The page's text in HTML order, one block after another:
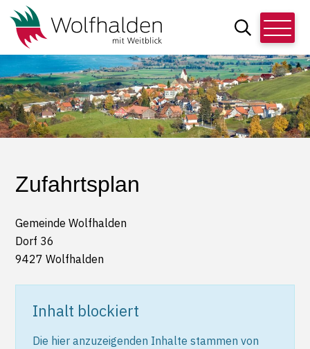
Navigieren in Wolfhalden
Schnellnavigation
Suche
Zufahrtsplan
Gemeinde Wolfhalden
Dorf 36
9427 Wolfhalden
Inhalt blockiert
Die hier anzuzeigenden Inhalte stammen von